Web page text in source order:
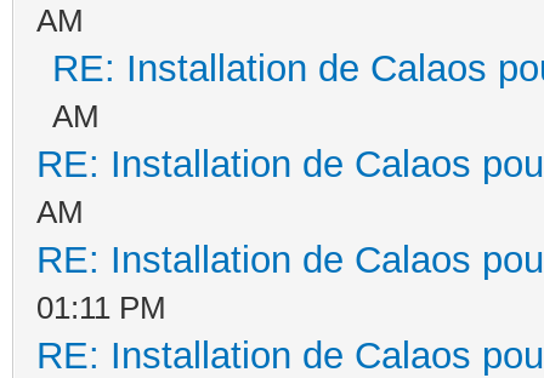
AM
RE: Installation de Calaos
AM
RE: Installation de Calaos
AM
RE: Installation de Calaos
01:11 PM
RE: Installation de Calaos